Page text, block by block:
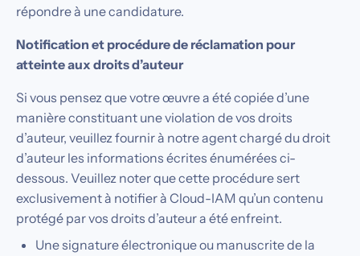
répondre à une candidature.
Notification et procédure de réclamation pour
atteinte aux droits d’auteur
Si vous pensez que votre œuvre a été copiée d’une
manière constituant une violation de vos droits
d’auteur, veuillez fournir à notre agent chargé du droit
d’auteur les informations écrites énumérées ci-
dessous. Veuillez noter que cette procédure sert
exclusivement à notifier à Cloud-IAM qu’un contenu
protégé par vos droits d’auteur a été enfreint.
Une signature électronique ou manuscrite de la